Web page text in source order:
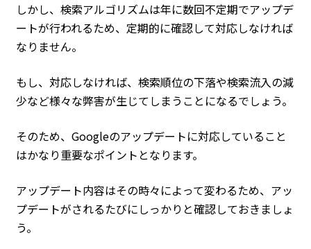
しかし、検索アルゴリズムは年に数回不定期でアップデ
ートが行われるため、定期的に確認して対応しなければ
なりません。
もし、対応しなければ、検索順位の下落や検索流入の減
少など様々な弊害が生じてしまうことになるでしょう。
そのため、Googleのアップデートに対応していること
はかなり重要なポイントとなります。
アップデート内容はその時々によって変わるため、アッ
プデートがされるたびにしっかりと確認しておきましょ
う。